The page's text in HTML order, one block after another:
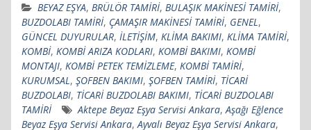
BEYAZ EŞYA, BRÜLÖR TAMİRİ, BULAŞIK MAKİNESİ TAMİRİ,
BUZDOLABI TAMİRİ, ÇAMAŞIR MAKİNESİ TAMİRİ, GENEL,
GÜNCEL DUYURULAR, İLETİŞİM, KLİMA BAKIMI, KLİMA TAMİRİ,
KOMBİ, KOMBİ ARIZA KODLARI, KOMBİ BAKIMI, KOMBİ
MONTAJI, KOMBİ PETEK TEMİZLEME, KOMBİ TAMİRİ,
KURUMSAL, ŞOFBEN BAKIMI, ŞOFBEN TAMİRİ, TİCARİ
BUZDOLABI, TİCARİ BUZDOLABI BAKIMI, TİCARİ BUZDOLABI
TAMİRİ
Aktepe Beyaz Eşya Servisi Ankara,Aşağı Eğlence
Beyaz Eşya Servisi Ankara,Ayvalı Beyaz Eşya Servisi Ankara,